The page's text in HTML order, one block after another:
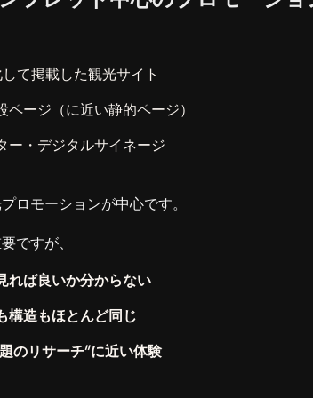
て掲載した観光サイト
ージ（に近い静的ページ）
ー・デジタルサイネージ
ロモーションが中心です。
ですが、
れば良いか分からない
構造もほとんど同じ
のリサーチ”に近い体験